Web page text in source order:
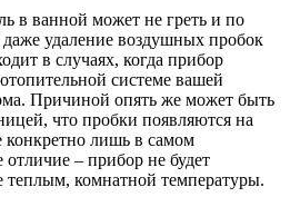
в ванной может не греть и по
удаление воздушных пробок
в случаях, когда прибор
системе вашей
Причиной опять же может быть
что пробки появляются на
конкретно лишь в самом
отличие – прибор не будет
теплым, комнатной температуры.